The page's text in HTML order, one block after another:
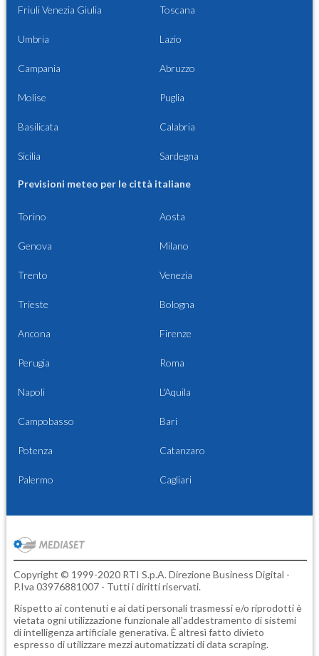
Friuli Venezia Giulia Toscana
Umbria Lazio
Campania Abruzzo
Molise Puglia
Basilicata Calabria
Sicilia Sardegna
Previsioni meteo per le città italiane
Torino Aosta
Genova Milano
Trento Venezia
Trieste Bologna
Ancona Firenze
Perugia Roma
Napoli L'Aquila
Campobasso Bari
Potenza Catanzaro
Palermo Cagliari
Copyright © 1999-2020 RTI S.p.A. Direzione Business Digital -
P.Iva 03976881007 - Tutti i diritti riservati.
Rispetto ai contenuti e ai dati personali trasmessi e/o riprodotti è
vietata ogni utilizzazione funzionale all'addestramento di sistemi
di intelligenza artificiale generativa. È altresì fatto divieto
espresso di utilizzare mezzi automatizzati di data scraping.